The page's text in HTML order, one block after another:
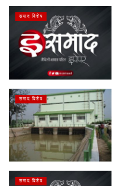
समाद विशेष
समाद विशेष
समाद विशेष